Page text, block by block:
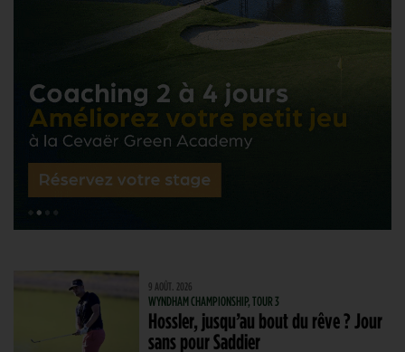
9 AOÛT. 2026
WYNDHAM CHAMPIONSHIP, TOUR 3
Hossler, jusqu’au bout du rêve ? Jour
sans pour Saddier